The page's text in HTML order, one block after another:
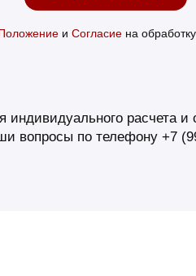
и Согласие на
расчета
вопросы по телефону +7